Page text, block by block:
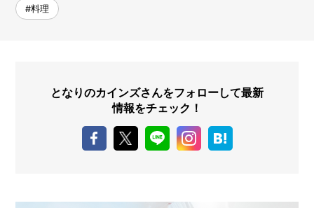
#料理
となりのカインズさんをフォローして最新
情報をチェック！